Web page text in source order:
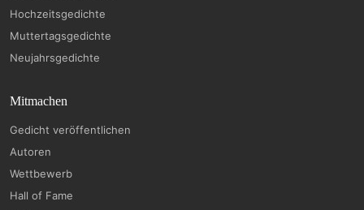
Hochzeitsgedichte
Muttertagsgedichte
Neujahrsgedichte
Mitmachen
Gedicht veröffentlichen
Autoren
Wettbewerb
Hall of Fame